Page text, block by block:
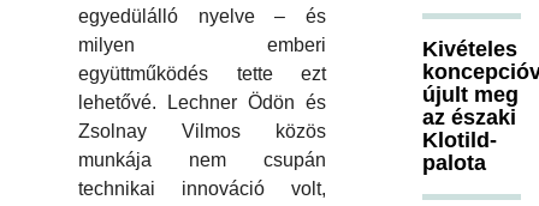
egyedülálló nyelve – és
milyen emberi
együttműködés tette ezt
lehetővé. Lechner Ödön és
Zsolnay Vilmos közös
munkája nem csupán
technikai innováció volt,
Kivételes
újult meg
az északi
Klotild-
palota